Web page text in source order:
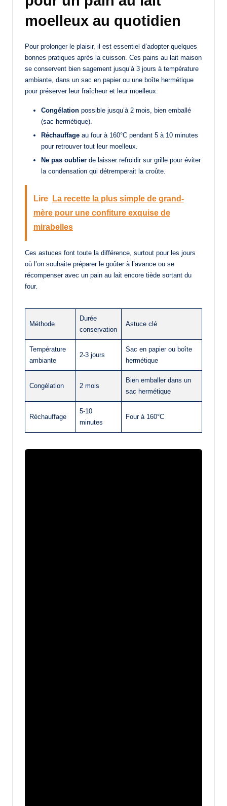
moelleux au quotidien
Pour prolonger le plaisir, il est essentiel d’adopter quelques
bonnes pratiques après la cuisson. Ces pains au lait maison
se conservent bien sagement jusqu’à 3 jours à température
ambiante, dans un sac en papier ou une boîte hermétique
pour préserver leur fraîcheur et leur moelleux.
Congélation possible jusqu’à 2 mois, bien emballé
(sac hermétique).
Réchauffage au four à 160°C pendant 5 à 10 minutes
pour retrouver tout leur moelleux.
Ne pas oublier de laisser refroidir sur grille pour éviter
la condensation qui détremperait la croûte.
Lire
La recette la plus simple de grand-
mère pour une confiture exquise de
mirabelles
Ces astuces font toute la différence, surtout pour les jours
où l’on souhaite préparer le goûter à l’avance ou se
récompenser avec un pain au lait encore tiède sortant du
four.
Méthode
Durée
conservation
Astuce clé
Température
ambiante
2-3 jours
Sac en papier ou boîte
hermétique
Congélation 2 mois
Bien emballer dans un
sac hermétique
Réchauffage
5-10
minutes
Four à 160°C